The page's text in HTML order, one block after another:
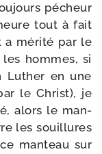
pécheur
tout à fait
a méri­té par le
hommes, si
Luther en une
le Christ), je
alors le man­
les souillures
man­teau sur